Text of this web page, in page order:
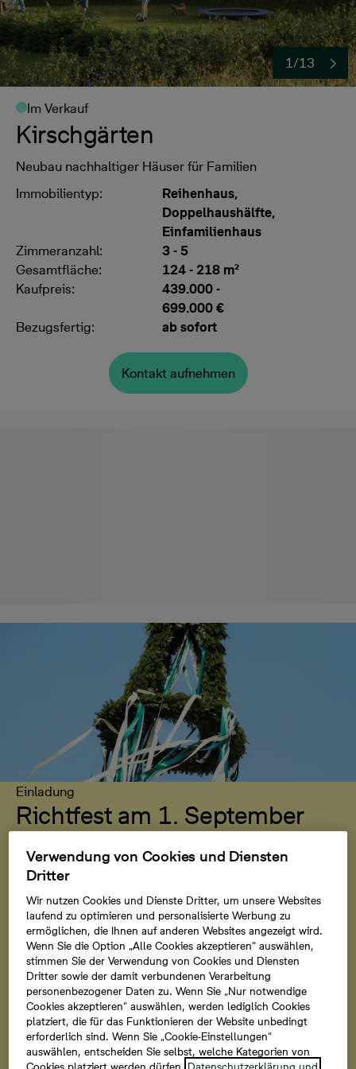
1/13
Im Verkauf
Kirschgärten
Neubau nachhaltiger Häuser für Familien
Immobilientyp:
Reihenhaus,
Doppelhaushälfte,
Einfamilienhaus
Zimmeranzahl:
3 - 5
Gesamtfläche:
124 - 218 m²
Kaufpreis:
439.000 -
699.000 €
Bezugsfertig:
ab sofort
Kontakt aufnehmen
Einladung
Richtfest am 1. September
2026
Feiern Sie mit uns von 14 bis 18 Uhr das Richtfest und
erleben Sie den Baufortschritt unseres Wohnquartiers
aus nächster Nähe. Vom bereits bezogenen Zuhause
über Häuser im Innenausbau bis zu künftigen
Bauabschnitten wird die Entwicklung des Quartiers
sichtbar. Wir freuen uns auf Ihren Besuch!
Anmeldung
Verwendung von Cookies und Diensten
Dritter
Wir nutzen Cookies und Dienste Dritter, um unsere Websites
laufend zu optimieren und personalisierte Werbung zu
ermöglichen, die Ihnen auf anderen Websites angezeigt wird.
Wenn Sie die Option „Alle Cookies akzeptieren“ auswählen,
stimmen Sie der Verwendung von Cookies und Diensten
Dritter sowie der damit verbundenen Verarbeitung
personenbezogener Daten zu. Wenn Sie „Nur notwendige
Cookies akzeptieren“ auswählen, werden lediglich Cookies
platziert, die für das Funktionieren der Website unbedingt
erforderlich sind. Wenn Sie „Cookie-Einstellungen“
auswählen, entscheiden Sie selbst, welche Kategorien von
Cookies platziert werden dürfen. Datenschutzerklärung und